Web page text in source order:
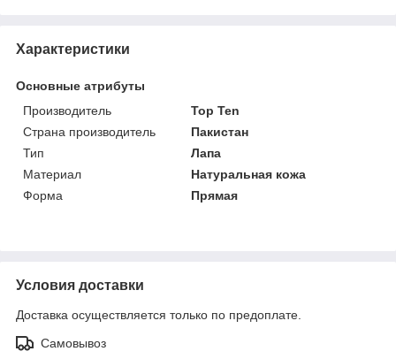
Характеристики
Основные атрибуты
Производитель
Top Ten
Страна производитель
Пакистан
Тип
Лапа
Материал
Натуральная кожа
Форма
Прямая
Условия доставки
Доставка осуществляется только по предоплате.
Самовывоз